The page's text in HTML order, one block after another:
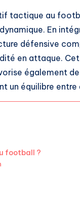
tactique au
En
défensive
en attaque.
également
un équilibre
football ?